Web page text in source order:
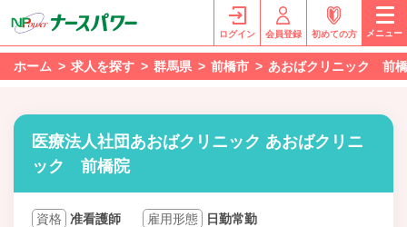
ログイン 会員登録 初めての方 メニュー
ホーム 求人を探す 群馬県 前橋市 あおばクリニック 前
医療法人社団あおばクリニック あおばクリニ
ック 前橋院
資格 准看護師 雇用形態
日勤常勤